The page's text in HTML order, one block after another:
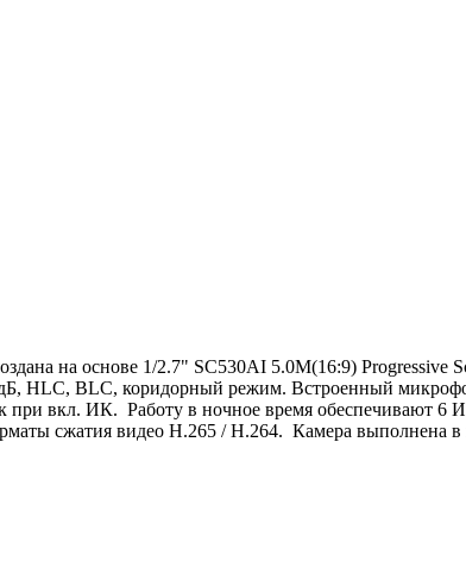
на основе 1/2.7" SC530AI 5.0M(16:9)
HLC, BLC, коридорный режим. Встроенный
вкл. ИК. Работу в ночное время обеспечивают 6
сжатия видео H.265 / H.264. Камера выполнена в